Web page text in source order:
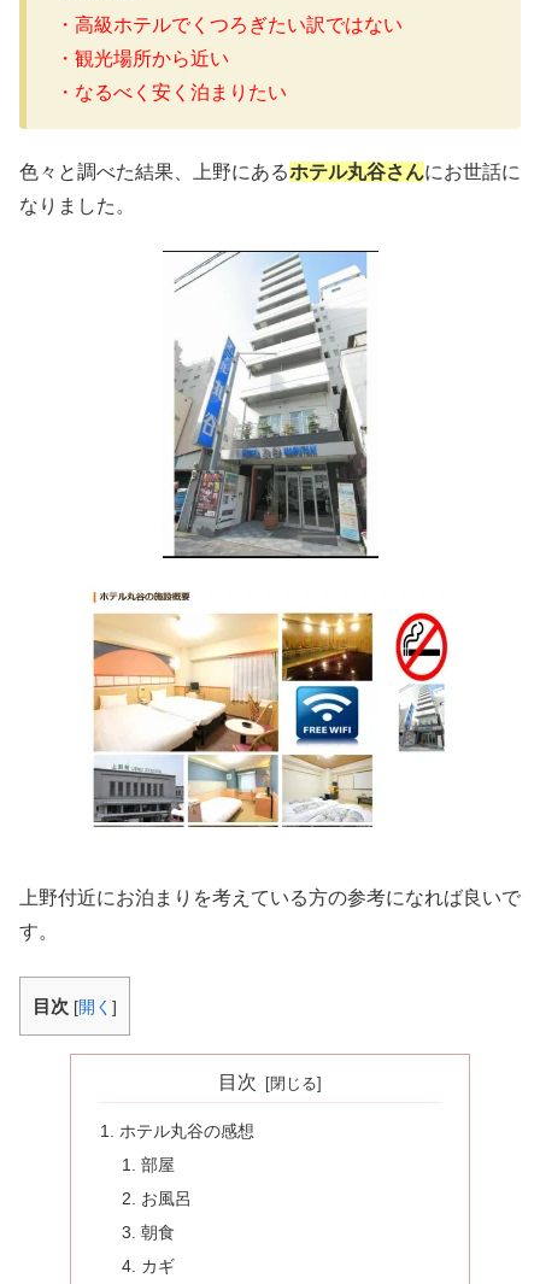
・高級ホテルでくつろぎたい訳ではない
・観光場所から近い
・なるべく安く泊まりたい
色々と調べた結果、上野にあるホテル丸谷さんにお世話に
なりました。
上野付近にお泊まりを考えている方の参考になれば良いで
す。
目次 [開く ]
目次
ホテル丸谷の感想
部屋
お風呂
朝食
カギ